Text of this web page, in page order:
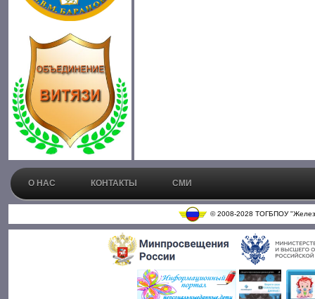
О НАС КОНТАКТЫ СМИ
© 2008-2028 ТОГБПОУ